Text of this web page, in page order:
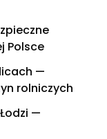
Polsce
—
rolniczych
—